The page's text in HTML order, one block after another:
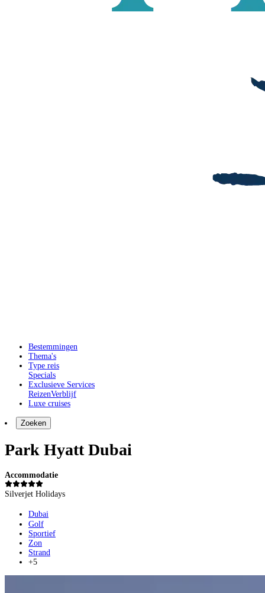
Bestemmingen
Thema's
Type reis
Specials
Exclusieve Services
ReizenVerblijf
Luxe cruises
Zoeken
Park Hyatt Dubai
Accommodatie
Silverjet Holidays
Dubai
Golf
Sportief
Zon
Strand
+5